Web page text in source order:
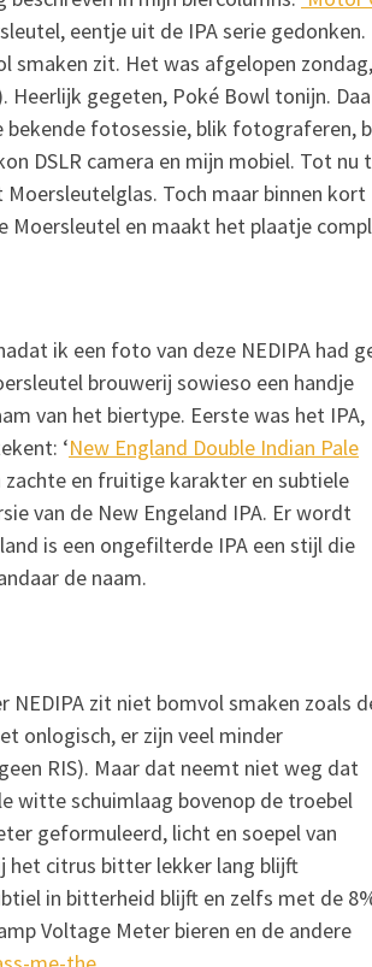
eentje uit de IPA serie gedonken.
smaken zit. Het was afgelopen
Heerlijk gegeten, Poké Bowl tonijn.
fotosessie, blik fotograferen,
DSLR camera en mijn mobiel. Tot nu
Toch maar binnen kort
Moersleutel en maakt het plaatje
ik een foto van deze NEDIPA had
brouwerij sowieso een handje
van het biertype. Eerste was het IPA,
‘New England Double Indian Pale
zachte en fruitige karakter en subtiele
van de New Engeland IPA. Er wordt
is een ongefilterde IPA een stijl die
de naam.
NEDIPA zit niet bomvol smaken zoals
onlogisch, er zijn veel minder
RIS). Maar dat neemt niet weg dat
witte schuimlaag bovenop de troebel
geformuleerd, licht en soepel van
het citrus bitter lekker lang blijft
in bitterheid blijft en zelfs met de
Voltage Meter bieren en de andere